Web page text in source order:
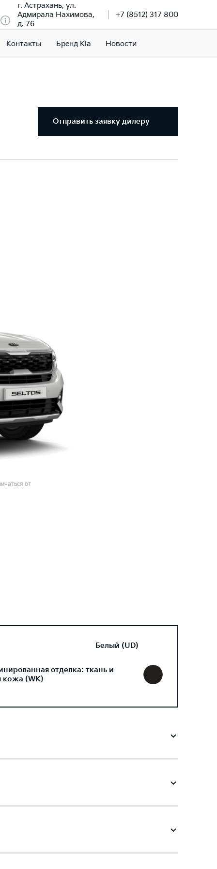
г. Астрахань, ул.
Адмирала Нахимова,
д. 76
+7 (8512) 317 800
Контакты Бренд Kia Новости
Отправить заявку дилеру
от
Белый (UD)
отделка: ткань и
кожа (WK)